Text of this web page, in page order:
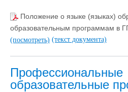
Положение о языке (языках)
образовательным программам
(посмотреть) (текст документа)
Профессиональные
образовательные